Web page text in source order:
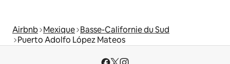
Airbnb Mexique Basse-Californie du Sud
Puerto Adolfo López Mateos